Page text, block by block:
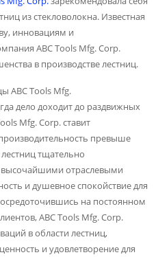
из стекловолокна. Известная
инновациям и
ABC Tools Mfg. Corp.
в производстве лестниц.
ABC Tools Mfg.
дело доходит до раздвижных
Mfg. Corp. ставит
превыше
тщательно
высочайшими отраслевыми
и душевное спокойствие для
на постоянном
ABC Tools Mfg. Corp.
в области лестниц,
и удовлетворение для